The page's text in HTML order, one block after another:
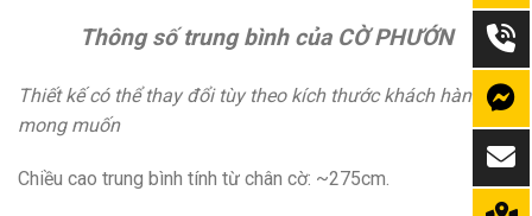
Thông số trung bình của CỜ PHƯỚN
Thiết kế có thể thay đổi tùy theo kích thước khách hàng
mong muốn
Chiều cao trung bình tính từ chân cờ: ~275cm.